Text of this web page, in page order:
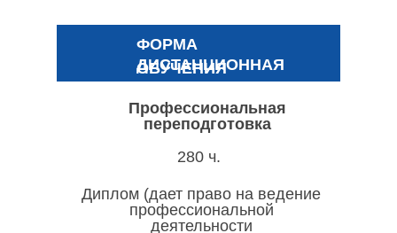
ФОРМА
ОБУЧЕНИЯ
ДИСТАНЦИОННАЯ
Профессиональная
переподготовка
Диплом (дает право на ведение
профессиональной
деятельности
280 ч.